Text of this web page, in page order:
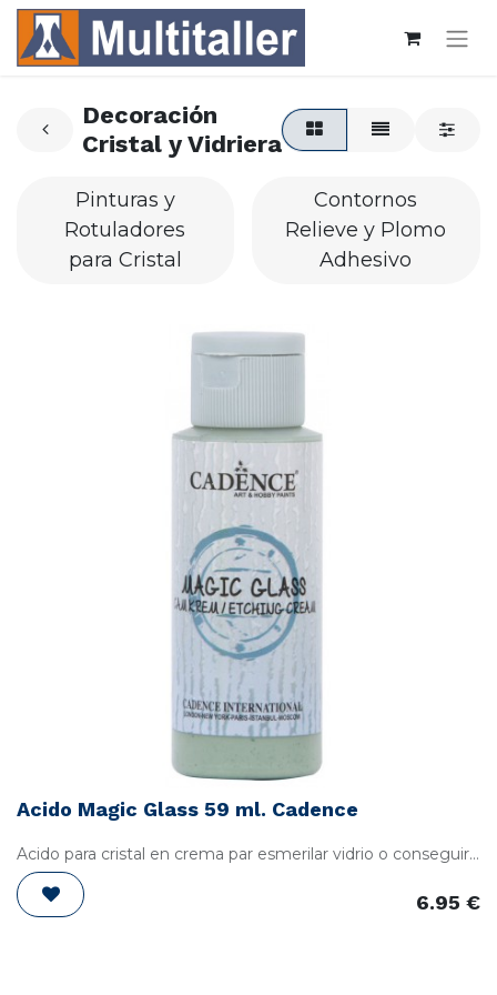
Decoración
Cristal y Vidriera
Pinturas y
Rotuladores
para Cristal
Contornos
Relieve y Plomo
Adhesivo
Acido Magic Glass 59 ml. Cadence
Acido para cristal en crema par esmerilar vidrio o conseguir
una inmitacion a grabado en cristal, Se puede utilizar con
plantillas teniendo en cuenta que si no son adhesivas hay
que aplicarles advesivo en spray removible.
Modo de empleo: Limpiar bien la superficie de cristal aplicar
6.95 €